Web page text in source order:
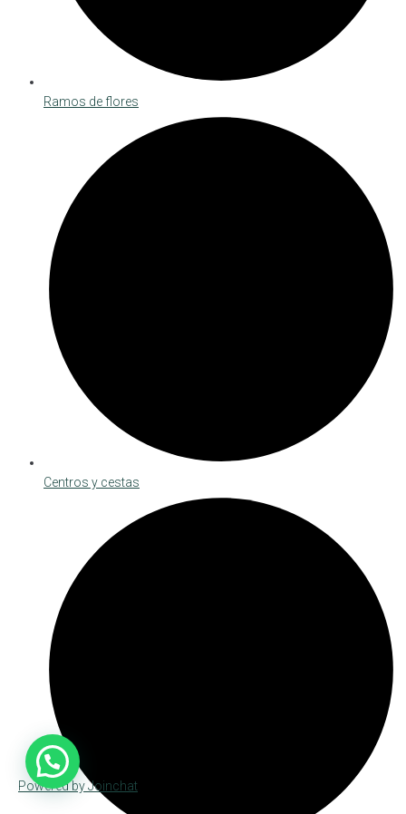
Ramos de flores
Centros y cestas
Powered byJoinchat